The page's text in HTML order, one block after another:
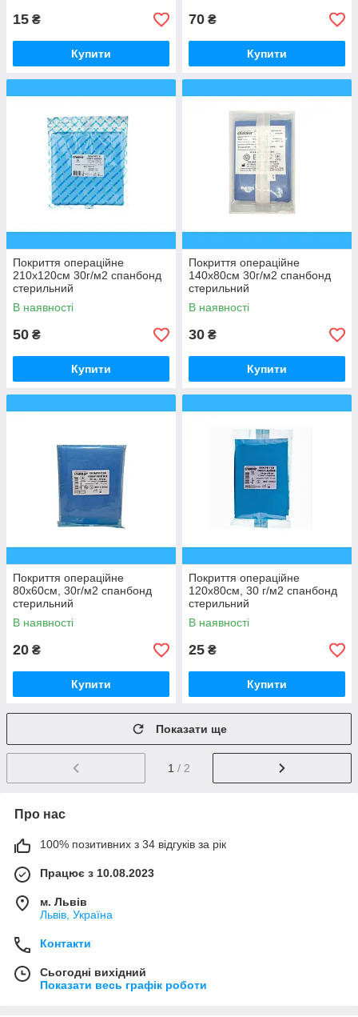
15 ₴
Купити
70 ₴
Купити
Покриття операційне
210х120см 30г/м2 спанбонд
стерильний
В наявності
50 ₴
Купити
Покриття операційне
140х80см 30г/м2 спанбонд
стерильний
В наявності
30 ₴
Купити
Покриття операційне
80х60см, 30г/м2 спанбонд
стерильний
В наявності
20 ₴
Купити
Покриття операційне
120х80см, 30 г/м2 спанбонд
стерильний
В наявності
25 ₴
Купити
Показати ще
1 / 2
Про нас
100% позитивних з 34 відгуків за рік
Працює з 10.08.2023
м. Львів
Львів, Україна
Контакти
Сьогодні вихідний
Показати весь графік роботи